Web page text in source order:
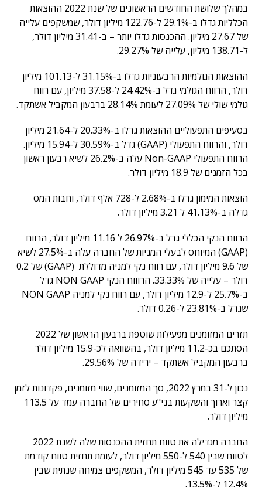
במהלך שלושת החודשים הראשונים של שנת 2022 ההוצאות
הכלליות גדלו ב-29.1% ל-122.76 מיליון דולר, שמשקפים עלייה
של 27.67 מיליון. ההכנסות גדלו יותר – ב-31.41 מיליון דולר,
ל-138.71 מיליון, עלייה של 29.27%.
ההוצאות הגולמיות הרבעוניות גדלו ב-31.15% ל-101.13 מיליון
דולר, הרווח הגולמי גדל ב-24.42% ל-37.58 מיליון, עם רווח
גולמי שולי של 27.09% לעומת 28.14% ברבעון המקביל אשתקד.
בסעיפים התפעוליים ההוצאות גדלו ב-20.33% ל-21.64 מיליון
דולר, והרווח התפעולי (GAAP) גדל ב-30.59% ל-15.94 מיליון.
הרווח התפעולי Non-GAAP עלה ב-26.2% לשיא רבעון ראשון
בכל הזמנים של 18.9 מיליון דולר.
הוצאות המימון גדלו ב-2.68% ל-728 אלף דולר, וחבות המס
גדלה ב-41.13% ל 3.21 מיליון דולר.
הרווח הנקי הכללי גדל ב-26.97% ל 11.16 מיליון דולר, הרווח
(GAAP) המיוחס לבעלי המניות של החברה עלה ב-27.5% לשיא
של 9.6 מיליון דולר, עם רווח נקי למניה מדוללת (GAAP) של 0.2
דולר – עלייה של 33.33%. הרוווח הנקי NON GAAP גדל
ב-25.7% ל-12.9 מיליון דולר, עם רווח נקי למניה NON GAAP
שגדל ב-23.81% ל-0.26 דולר.
תזרים המזומנים מפעילות שוטפת ברבעון הראשון של 2022
הסתכם בכ-11.2 מיליון דולר, בהשוואה לכ-15.9 מיליון דולר
ברבעון המקביל אשתקד – ירידה של 29.56%.
נכון ל-31 במרץ 2022, סך המזומנים, שווי מזומנים, פקדונות לזמן
קצר וארוך והשקעות בני"ע סחירים של החברה עמד על 113.5
מיליון דולר.
החברה מגדילה את טווח תחזית ההכנסות שלה לשנת 2022
לטווח שבין 540 ל-550 מיליון דולר, לעומת תחזית טווח קודמת
של 535 עד 545 מיליון דולר, המשקפים צמיחה שנתית שבין
12.4% ל-13.5%.